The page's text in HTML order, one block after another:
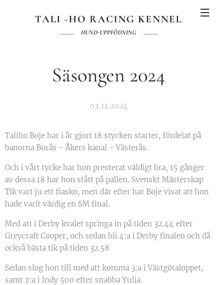
TALI -HO RACING KENNEL
HUND-UPPFÖDNING
Säsongen 2024
03.11.2024
Taliho Boje har i år gjort 18 stycken starter, fördelat på
banorna Borås - Åkers kanal - Västerås.
Och i vårt tycke har hon presterat väldigt bra, 15 gånger
av dessa 18 har hon stått på pallen. Svenskt Mästerskap
Tik vart ju ett fiasko, men där efter har Boje visat att hon
hade varit värdig en SM final.
Med att i Derby kvalet springa in på tiden 32.44 efter
Greycraft Cooper, och sedan bli 4:a i Derby finalen och då
också bästa tik på tiden 32.58
Sedan slog hon till med att komma 3:a i Västgötaloppet,
samt 2:a i Indy 500 efter snabba Yulia.